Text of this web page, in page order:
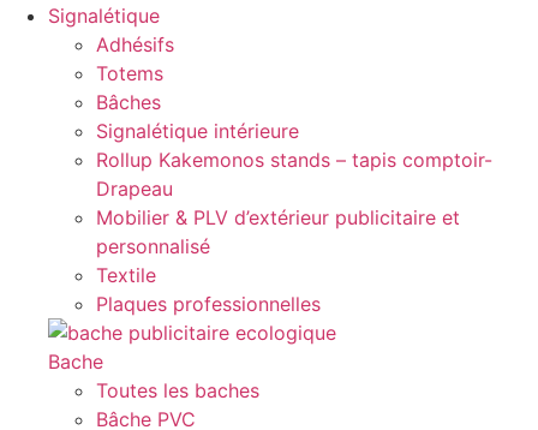
Signalétique
Adhésifs
Totems
Bâches
Signalétique intérieure
Rollup Kakemonos stands – tapis comptoir-
Drapeau
Mobilier & PLV d’extérieur publicitaire et
personnalisé
Textile
Plaques professionnelles
Bache
Toutes les baches
Bâche PVC